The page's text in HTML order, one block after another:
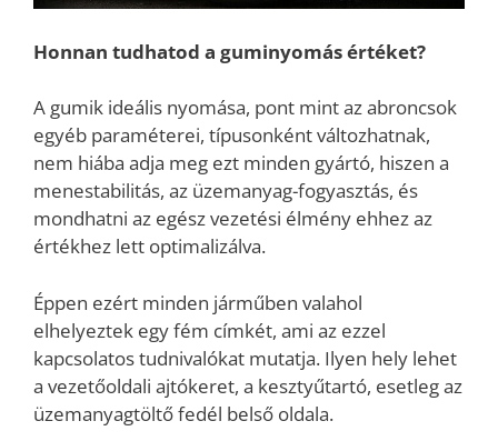
Honnan tudhatod a guminyomás értéket?
A gumik ideális nyomása, pont mint az abroncsok
egyéb paraméterei, típusonként változhatnak,
nem hiába adja meg ezt minden gyártó, hiszen a
menestabilitás, az üzemanyag-fogyasztás, és
mondhatni az egész vezetési élmény ehhez az
értékhez lett optimalizálva.
Éppen ezért minden járműben valahol
elhelyeztek egy fém címkét, ami az ezzel
kapcsolatos tudnivalókat mutatja. Ilyen hely lehet
a vezetőoldali ajtókeret, a kesztyűtartó, esetleg az
üzemanyagtöltő fedél belső oldala.